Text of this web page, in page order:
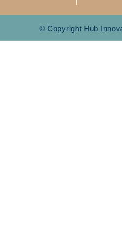
© Copyright Hub